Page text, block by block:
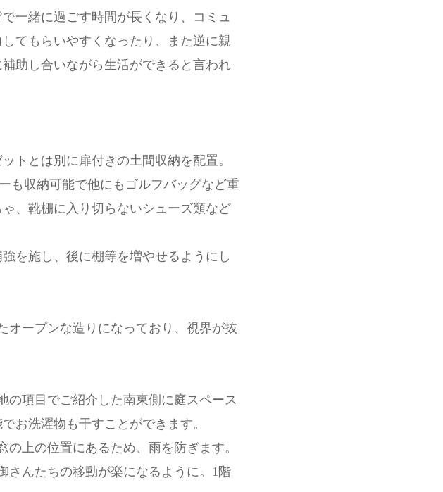
一緒に過ごす時間が長くなり、コミュ
てもらいやすくなったり、また逆に親
助し合いながら生活ができると言われ
トとは別に扉付きの土間収納を配置。
も収納可能で他にもゴルフバッグなど重
、靴棚に入り切らないシューズ類など
を施し、後に棚等を増やせるようにし
オープンな造りになっており、視界が抜
の項目でご紹介した南東側に庭スペース
お洗濯物も干すことができます。
上の位置にあるため、雨を防ぎます。
さんたちの移動が楽になるように。1階